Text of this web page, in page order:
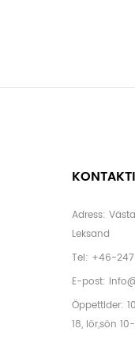
Adress:
Leksand
Tel: +46-
E-post:
Öppettider:
18, lör,sön